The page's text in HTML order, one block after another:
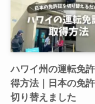
ハワイ州の運転免
得方法｜日本の免
切り替えました